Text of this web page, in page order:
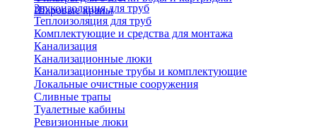
Шаровые краны
Звукоизоляция для труб
Теплоизоляция для труб
Комплектующие и средства для монтажа
Канализация
Канализационные люки
Канализационные трубы и комплектующие
Локальные очистные сооружения
Сливные трапы
Туалетные кабины
Ревизионные люки